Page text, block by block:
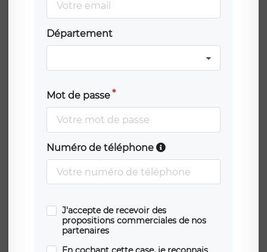
Département
Mot de passe
Numéro de téléphone
J'accepte de recevoir des
propositions commerciales de nos
partenaires